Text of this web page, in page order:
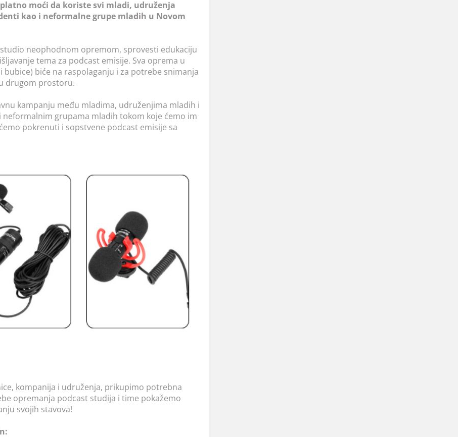
moći da koriste svi mladi, udruženja
kao i neformalne grupe mladih u Novom
neophodnom opremom, sprovesti edukaciju
tema za podcast emisije. Sva oprema u
biće na raspolaganju i za potrebe snimanja
drugom prostoru.
kampanju među mladima, udruženjima mladih i
grupama mladih tokom koje ćemo im
pokrenuti i sopstvene podcast emisije sa
kompanija i udruženja, prikupimo potrebna
opremanja podcast studija i time pokažemo
svojih stavova!